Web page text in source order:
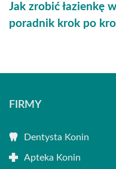
Jak zrobić łazienkę
poradnik krok po
FIRMY
Dentysta Konin
Apteka Konin